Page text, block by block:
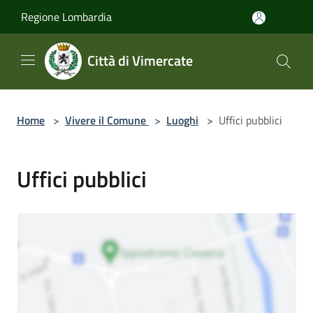
Regione Lombardia
Città di Vimercate
Home > Vivere il Comune > Luoghi > Uffici pubblici
Uffici pubblici